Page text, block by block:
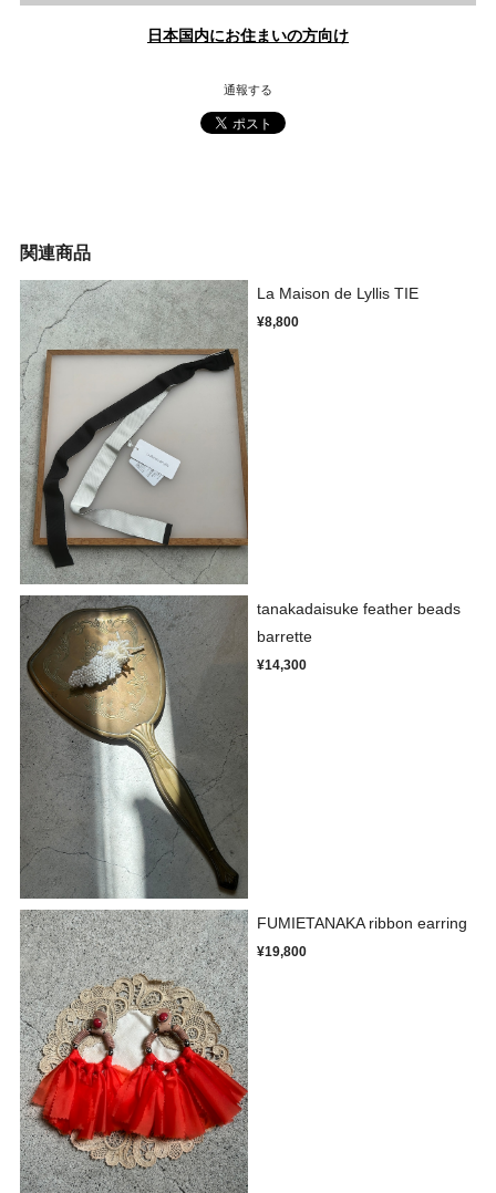
日本国内にお住まいの方向け
通報する
関連商品
La Maison de Lyllis TIE
¥8,800
tanakadaisuke feather beads
barrette
¥14,300
FUMIETANAKA ribbon earring
¥19,800